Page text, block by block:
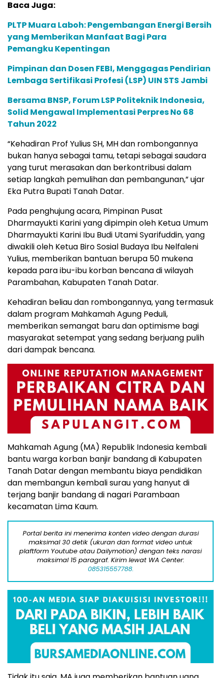
Forkompida Tanah Datar di Indojolito.
Baca Juga:
PLTP Muara Laboh: Pengembangan Energi Bersih
yang Memberikan Manfaat Bagi Para
Pemangku Kepentingan
Pimpinan dan Dosen FEBI, Menggagas Pendirian
Lembaga Sertifikasi Profesi (LSP) UIN STS Jambi
Bersama BNSP, Forum LSP Politeknik Indonesia,
Tahun 2022
“Kehadiran Prof Yulius SH, MH dan rombongannya
bukan hanya sebagai tamu, tetapi sebagai saudara
yang turut merasakan dan berkontribusi dalam
setiap langkah pemulihan dan pembangunan,” ujar
Eka Putra Bupati Tanah Datar.
Pada penghujung acara, Pimpinan Pusat
Dharmayukti Karini yang dipimpin oleh Ketua Umum
Dharmayukti Karini Ibu Budi Utami Syarifuddin, yang
diwakili oleh Ketua Biro Sosial Budaya Ibu Nelfaleni
Yulius, memberikan bantuan berupa 50 mukena
kepada para ibu-ibu korban bencana di wilayah
Parambahan, Kabupaten Tanah Datar.
Kehadiran beliau dan rombongannya, yang termasuk
dalam program Mahkamah Agung Peduli,
memberikan semangat baru dan optimisme bagi
masyarakat setempat yang sedang berjuang pulih
dari dampak bencana.
Mahkamah Agung (MA) Republik Indonesia kembali
bantu warga korban banjir bandang di Kabupaten
Tanah Datar dengan membantu biaya pendidikan
dan membangun kembali surau yang hanyut di
Portal berita ini menerima konten video dengan durasi
maksimal 30 detik (ukuran dan format video untuk
plaftform Youtube atau Dailymotion) dengan teks narasi
maksimal 15 paragraf. Kirim lewat WA Center:
085315557788.